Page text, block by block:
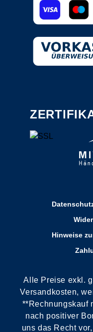
Hinweise
Alle Preise exkl.
Versandkosten,
**Rechnungskauf
nach positiver
uns das Recht